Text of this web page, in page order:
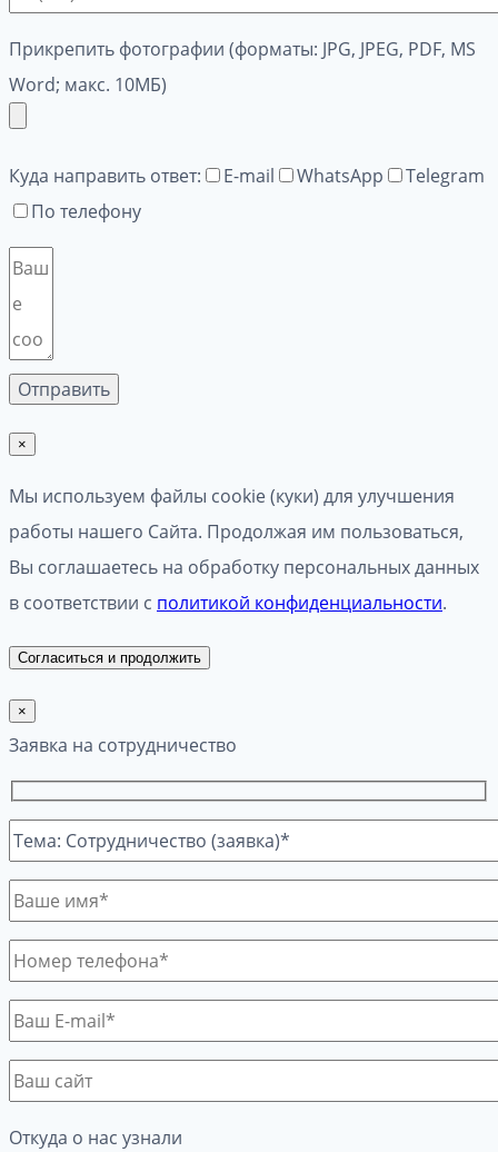
Прикрепить фотографии (форматы: JPG, JPEG, PDF, MS
Word; макс. 10МБ)
Куда направить ответ: E-mail WhatsApp
Telegram
По телефону
×
Мы используем файлы cookie (куки) для улучшения
работы нашего Сайта. Продолжая им пользоваться,
Вы соглашаетесь на обработку персональных данных
в соответствии с политикой конфиденциальности.
Согласиться и продолжить
×
Заявка на сотрудничество
Откуда о нас узнали